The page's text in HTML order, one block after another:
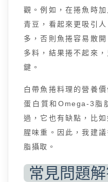
觀。例如，在捲魚時
青豆，看起來更吸引
多，否則魚捲容易散
多料，結果捲不起來
鍵。
白帶魚捲料理的營養
蛋白質和Omega-3脂
過，它也有缺點，比
腥味重。因此，我建
脂攝取。
常見問題